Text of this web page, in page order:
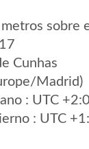
sobre
Cunhas
Madrid)
: UTC
: UTC